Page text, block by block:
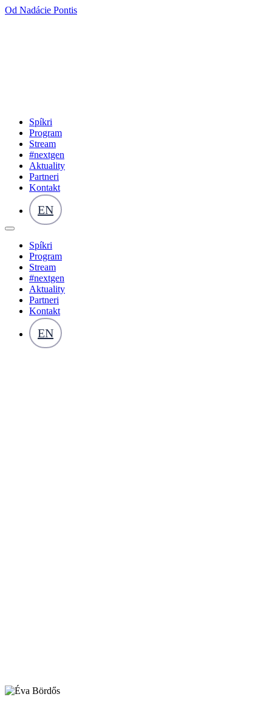
Od Nadácie Pontis
Spíkri
Program
Stream
#nextgen
Aktuality
Partneri
Kontakt
EN
Spíkri
Program
Stream
#nextgen
Aktuality
Partneri
Kontakt
EN